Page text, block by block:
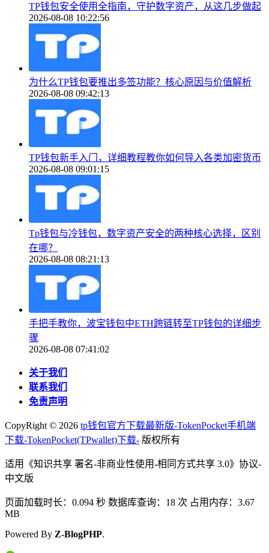
TP钱包安全使用全指南，守护数字资产，从这几步做起
2026-08-08 10:22:56
为什么TP钱包要推出多签功能？核心原因与价值解析
2026-08-08 09:42:13
TP钱包新手入门，详细教程教你如何导入各类加密货币
2026-08-08 09:01:15
Tp钱包与冷钱包，数字资产安全的两种核心选择，区别
在哪？
2026-08-08 08:21:13
手把手教你，波宝钱包中ETH跨链转至TP钱包的详细步
骤
2026-08-08 07:41:02
关于我们
联系我们
免责声明
CopyRight © 2026 tp钱包官方下载最新版-TokenPocket手机端
下载-TokenPocket(TPwallet)下载- 版权所有
适用《知识共享 署名-非商业性使用-相同方式共享 3.0》协议-
中文版
页面加载时长：0.094 秒 数据库查询：18 次 占用内存：3.67
MB
Powered By Z-BlogPHP.